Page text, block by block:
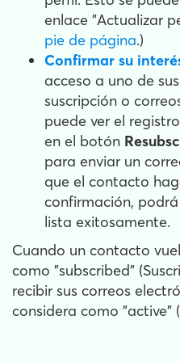
enlace "Actualizar
pie de página.)
Confirmar su
acceso a uno de
suscripción o
puede ver el
en el botón
para enviar un
que el contacto
confirmación,
lista exitosamente.
Cuando un contacto
como "subscribed"
recibir sus correos
considera como "active"